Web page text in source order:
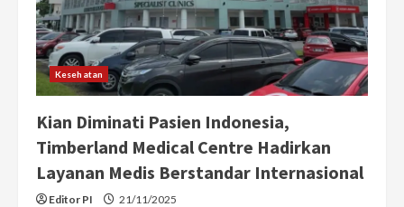
Internasional
Kesehatan
Kian Diminati Pasien Indonesia,
Timberland Medical Centre Hadirkan
Layanan Medis Berstandar Internasional
Editor PI 21/11/2025